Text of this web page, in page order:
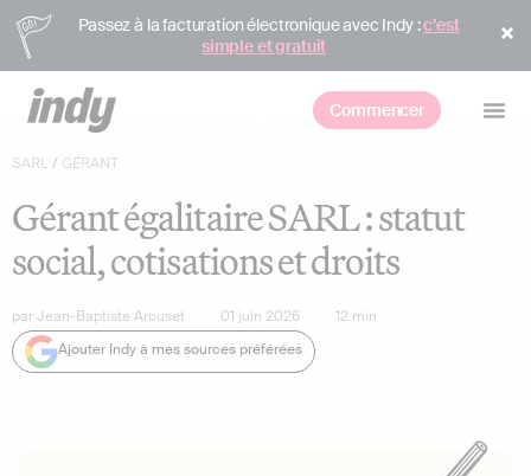
Passez à la facturation électronique avec Indy :c’est
simple et gratuit
Commencer
SARL/ GÉRANT
Gérant égalitaire SARL : statut
social, cotisations et droits
parJean-Baptiste Arcuset 01 juin 2026 12 min
Ajouter Indy à mes sources préférées